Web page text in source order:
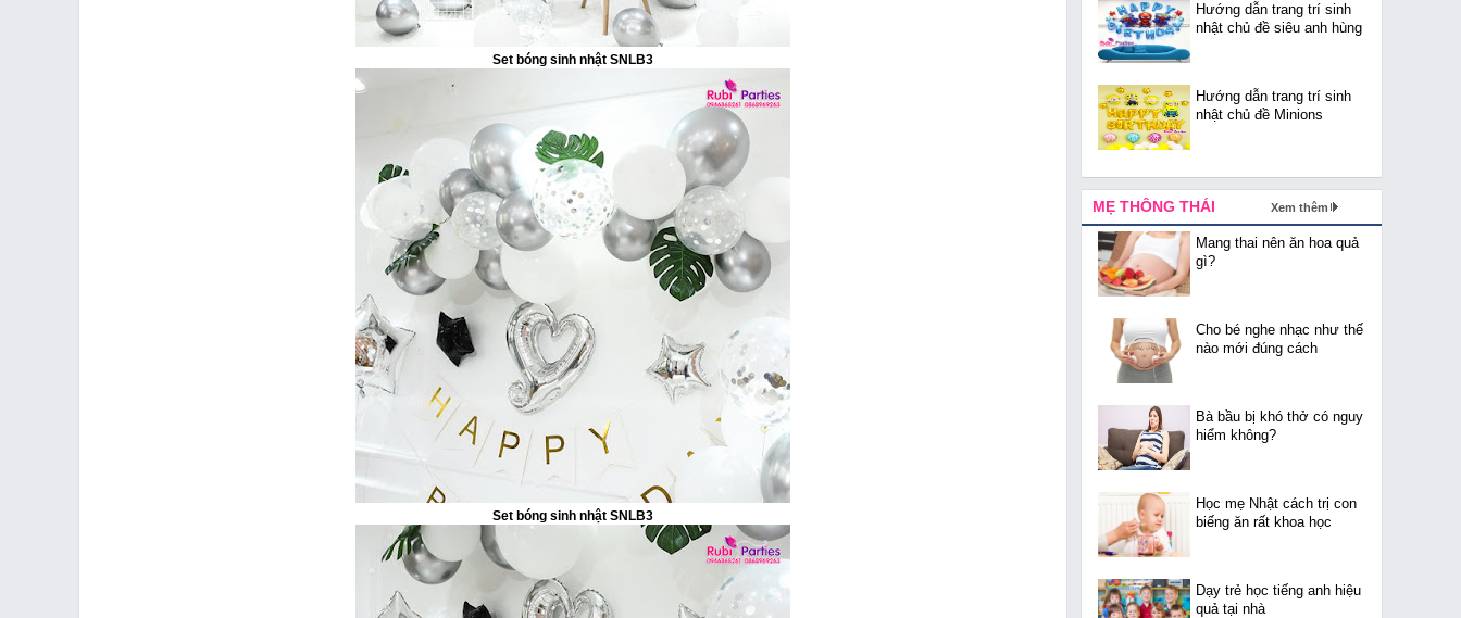
Set bóng sinh nhật SNLB3
Set bóng sinh nhật SNLB3
Hướng dẫn trang trí sinh
nhật chủ đề siêu anh hùng
Hướng dẫn trang trí sinh
nhật chủ đề Minions
MẸ THÔNG THÁI Xem thêm
Mang thai nên ăn hoa quả
gì?
Cho bé nghe nhạc như thế
nào mới đúng cách
Bà bầu bị khó thở có nguy
hiểm không?
Học mẹ Nhật cách trị con
biếng ăn rất khoa học
Dạy trẻ học tiếng anh hiệu
quả tại nhà